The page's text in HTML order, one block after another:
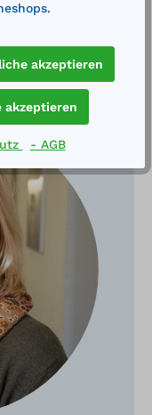
akzeptieren
akzeptieren
- AGB